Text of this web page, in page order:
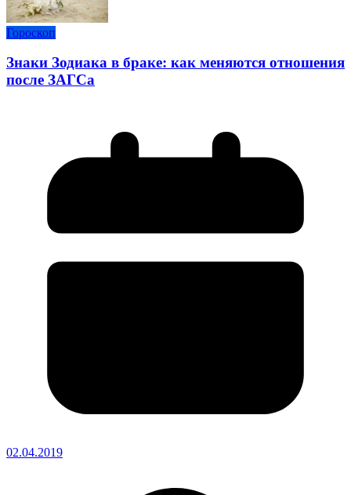
Гороскоп
Знаки Зодиака в браке: как меняются отношения
после ЗАГСа
02.04.2019